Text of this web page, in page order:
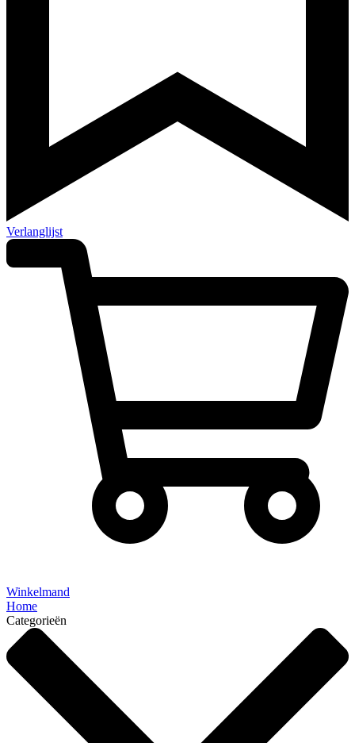
Verlanglijst
Winkelmand
Home
Categorieën